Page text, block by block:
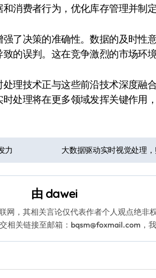
消费者行为，优化库存管理并制定
了决策的准确性。数据的及时性
的误判。这在竞争激烈的市场环境
理技术正与这些前沿技术深度融
处理将在更多领域发挥关键作用
力 大数据驱动实时视觉处理
由 dawei
网，其相关言论仅代表作者个人观点绝非
相关链接至邮箱：bqsm@foxmail.com，我